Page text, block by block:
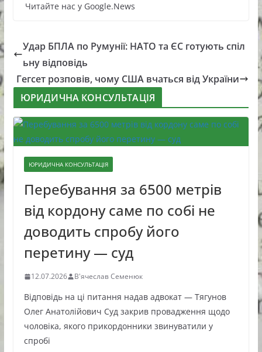
Читайте нас у Google.News
Удар БПЛА по Румунії: НАТО та ЄС готують спіл
ьну відповідь
Гегсет розповів, чому США вчаться від України
ЮРИДИЧНА КОНСУЛЬТАЦІЯ
ЮРИДИЧНА КОНСУЛЬТАЦІЯ
Перебування за 6500 метрів
від кордону саме по собі не
доводить спробу його
перетину — суд
12.07.2026 В'ячеслав Семенюк
Відповідь на ці питання надав адвокат — Тягунов
Олег Анатолійович Суд закрив провадження щодо
чоловіка, якого прикордонники звинуватили у
спробі